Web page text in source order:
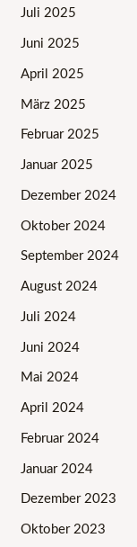
Juli 2025
Juni 2025
April 2025
März 2025
Februar 2025
Januar 2025
Dezember 2024
Oktober 2024
September 2024
August 2024
Juli 2024
Juni 2024
Mai 2024
April 2024
Februar 2024
Januar 2024
Dezember 2023
Oktober 2023